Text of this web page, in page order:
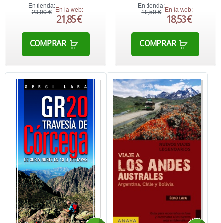
En tienda:
23,00 € En la web:
21,85 €
COMPRAR
En tienda:
19,50 €
En la web:
18,53 €
COMPRAR